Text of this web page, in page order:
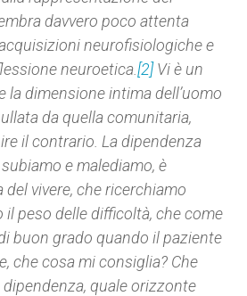
davvero poco attenta
neurofisiologiche e
neuroetica.[2] Vi è un
la dimensione intima dell’uomo
da quella comunitaria,
il contrario. La dipendenza
e malediamo, è
vivere, che ricerchiamo
peso delle difficoltà, che come
buon grado quando il paziente
che cosa mi consiglia? Che
dipendenza, quale orizzonte